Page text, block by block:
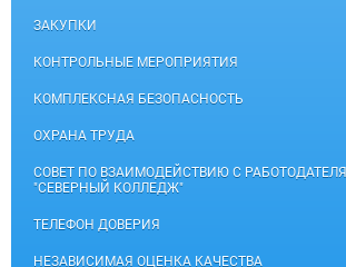
ЗАКУПКИ
КОНТРОЛЬНЫЕ МЕРОПРИЯТИЯ
КОМПЛЕКСНАЯ БЕЗОПАСНОСТЬ
ОХРАНА ТРУДА
СОВЕТ ПО ВЗАИМОДЕЙСТВИЮ С
"СЕВЕРНЫЙ КОЛЛЕДЖ"
ТЕЛЕФОН ДОВЕРИЯ
НЕЗАВИСИМАЯ ОЦЕНКА КАЧЕСТВА